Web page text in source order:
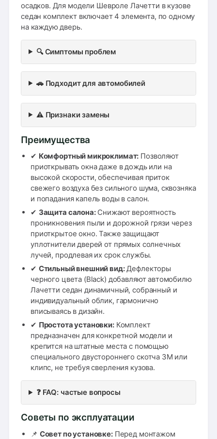
осадков. Для модели Шевроле Лачетти в кузове
седан комплект включает 4 элемента, по одному
на каждую дверь.
🔍 Симптомы проблем
🚗 Подходит для автомобилей
⚠️ Признаки замены
Преимущества
✔ Комфортный микроклимат: Позволяют
приоткрывать окна даже в дождь или на
высокой скорости, обеспечивая приток
свежего воздуха без сильного шума, сквозняка
и попадания капель воды в салон.
✔ Защита салона:Снижают вероятность
проникновения пыли и дорожной грязи через
приоткрытое окно. Также защищают
уплотнители дверей от прямых солнечных
лучей, продлевая их срок службы.
✔ Стильный внешний вид:Дефлекторы
черного цвета (Black) добавляют автомобилю
Лачетти седан динамичный, собранный и
индивидуальный облик, гармонично
вписываясь в дизайн.
✔ Простота установки:Комплект
предназначен для конкретной модели и
крепится на штатные места с помощью
специального двустороннего скотча 3М или
клипс, не требуя сверления кузова.
❓ FAQ: частые вопросы
Советы по эксплуатации
📌 Совет по установке:Перед монтажом